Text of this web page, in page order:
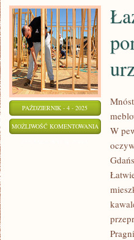
PAŹDZIERNIK - 4 - 2025
MOŻLIWOŚĆ KOMENTOWANIA
DOSYĆ
ALBOWIEM
PRZY
W